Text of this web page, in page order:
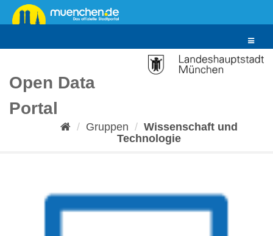
Überspringen
zum
Toggle
Open Data
Portal
Gruppen
Wissenschaft und
Technologie